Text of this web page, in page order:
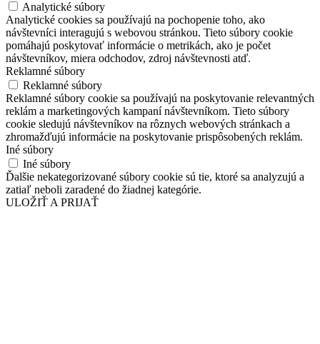
Analytické súbory
Analytické cookies sa používajú na pochopenie toho, ako
návštevníci interagujú s webovou stránkou. Tieto súbory cookie
pomáhajú poskytovať informácie o metrikách, ako je počet
návštevníkov, miera odchodov, zdroj návštevnosti atď.
Reklamné súbory
Reklamné súbory
Reklamné súbory cookie sa používajú na poskytovanie relevantných
reklám a marketingových kampaní návštevníkom. Tieto súbory
cookie sledujú návštevníkov na rôznych webových stránkach a
zhromažďujú informácie na poskytovanie prispôsobených reklám.
Iné súbory
Iné súbory
Ďalšie nekategorizované súbory cookie sú tie, ktoré sa analyzujú a
zatiaľ neboli zaradené do žiadnej kategórie.
ULOŽIŤ A PRIJAŤ